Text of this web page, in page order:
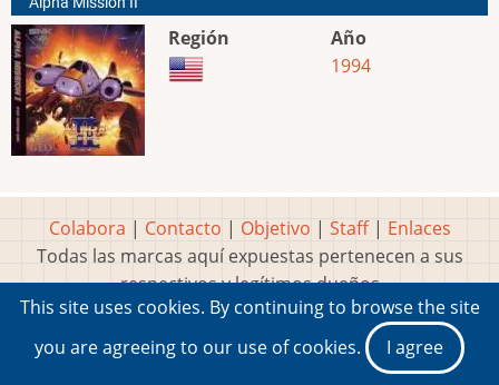
Región
Año
1994
Colabora | Contacto | Objetivo | Staff| Enlaces
Todas las marcas aquí expuestas pertenecen a sus
respectivos y legítimos dueños
Idea, página, contenidos y diseños creados porMarty
2001-2026 Museo del Videojuego®
This site uses cookies. By continuing to browse the site
you are agreeing to our use of cookies.
I agree